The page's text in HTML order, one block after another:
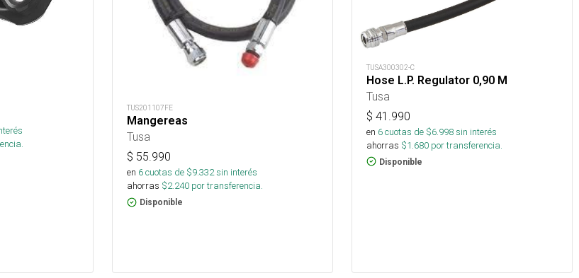
TUS201107FE
Mangereas
Tusa
$ 55.990
en 6cuotas de $9.332sin interés
ahorras $2.240 por transferencia.
Disponible
TUSA300302-C
Hose L.P. Regulator 0,90 M
Tusa
$ 41.990
en 6cuotas de $6.998sin interés
ahorras $1.680 por transferencia.
Disponible